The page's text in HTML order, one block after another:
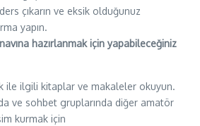
çıkarın ve eksik olduğunuz
yapın.
hazırlanmak için yapabileceğiniz
ile ilgili kitaplar ve makaleler okuyun.
ve sohbet gruplarında diğer amatör
kurmak için